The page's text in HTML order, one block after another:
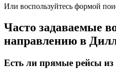
Или воспользуйтесь формой
Часто задаваемые
направлению в
Есть ли прямые рейсы